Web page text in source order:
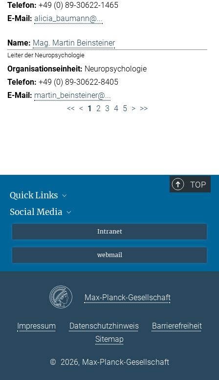
+49 (0) 89-30622-1465
alicia_baumann@...
Mag. Martin Beinsteiner
Leiter der Neuropsychologie
Neuropsychologie
+49 (0) 89-30622-8405
martin_beinsteiner@...
<< < 1 2 3 4 5 > >>
TOP
Quick Links
Student*innen/Wissenschaftler*innen
Social Media
Bluesky
YouTube
Intranet
webmail
Max-Planck-Gesellschaft
Impressum Datenschutzhinweis
Barrierefreiheit
Sitemap
© 2026, Max-Planck-Gesellschaft